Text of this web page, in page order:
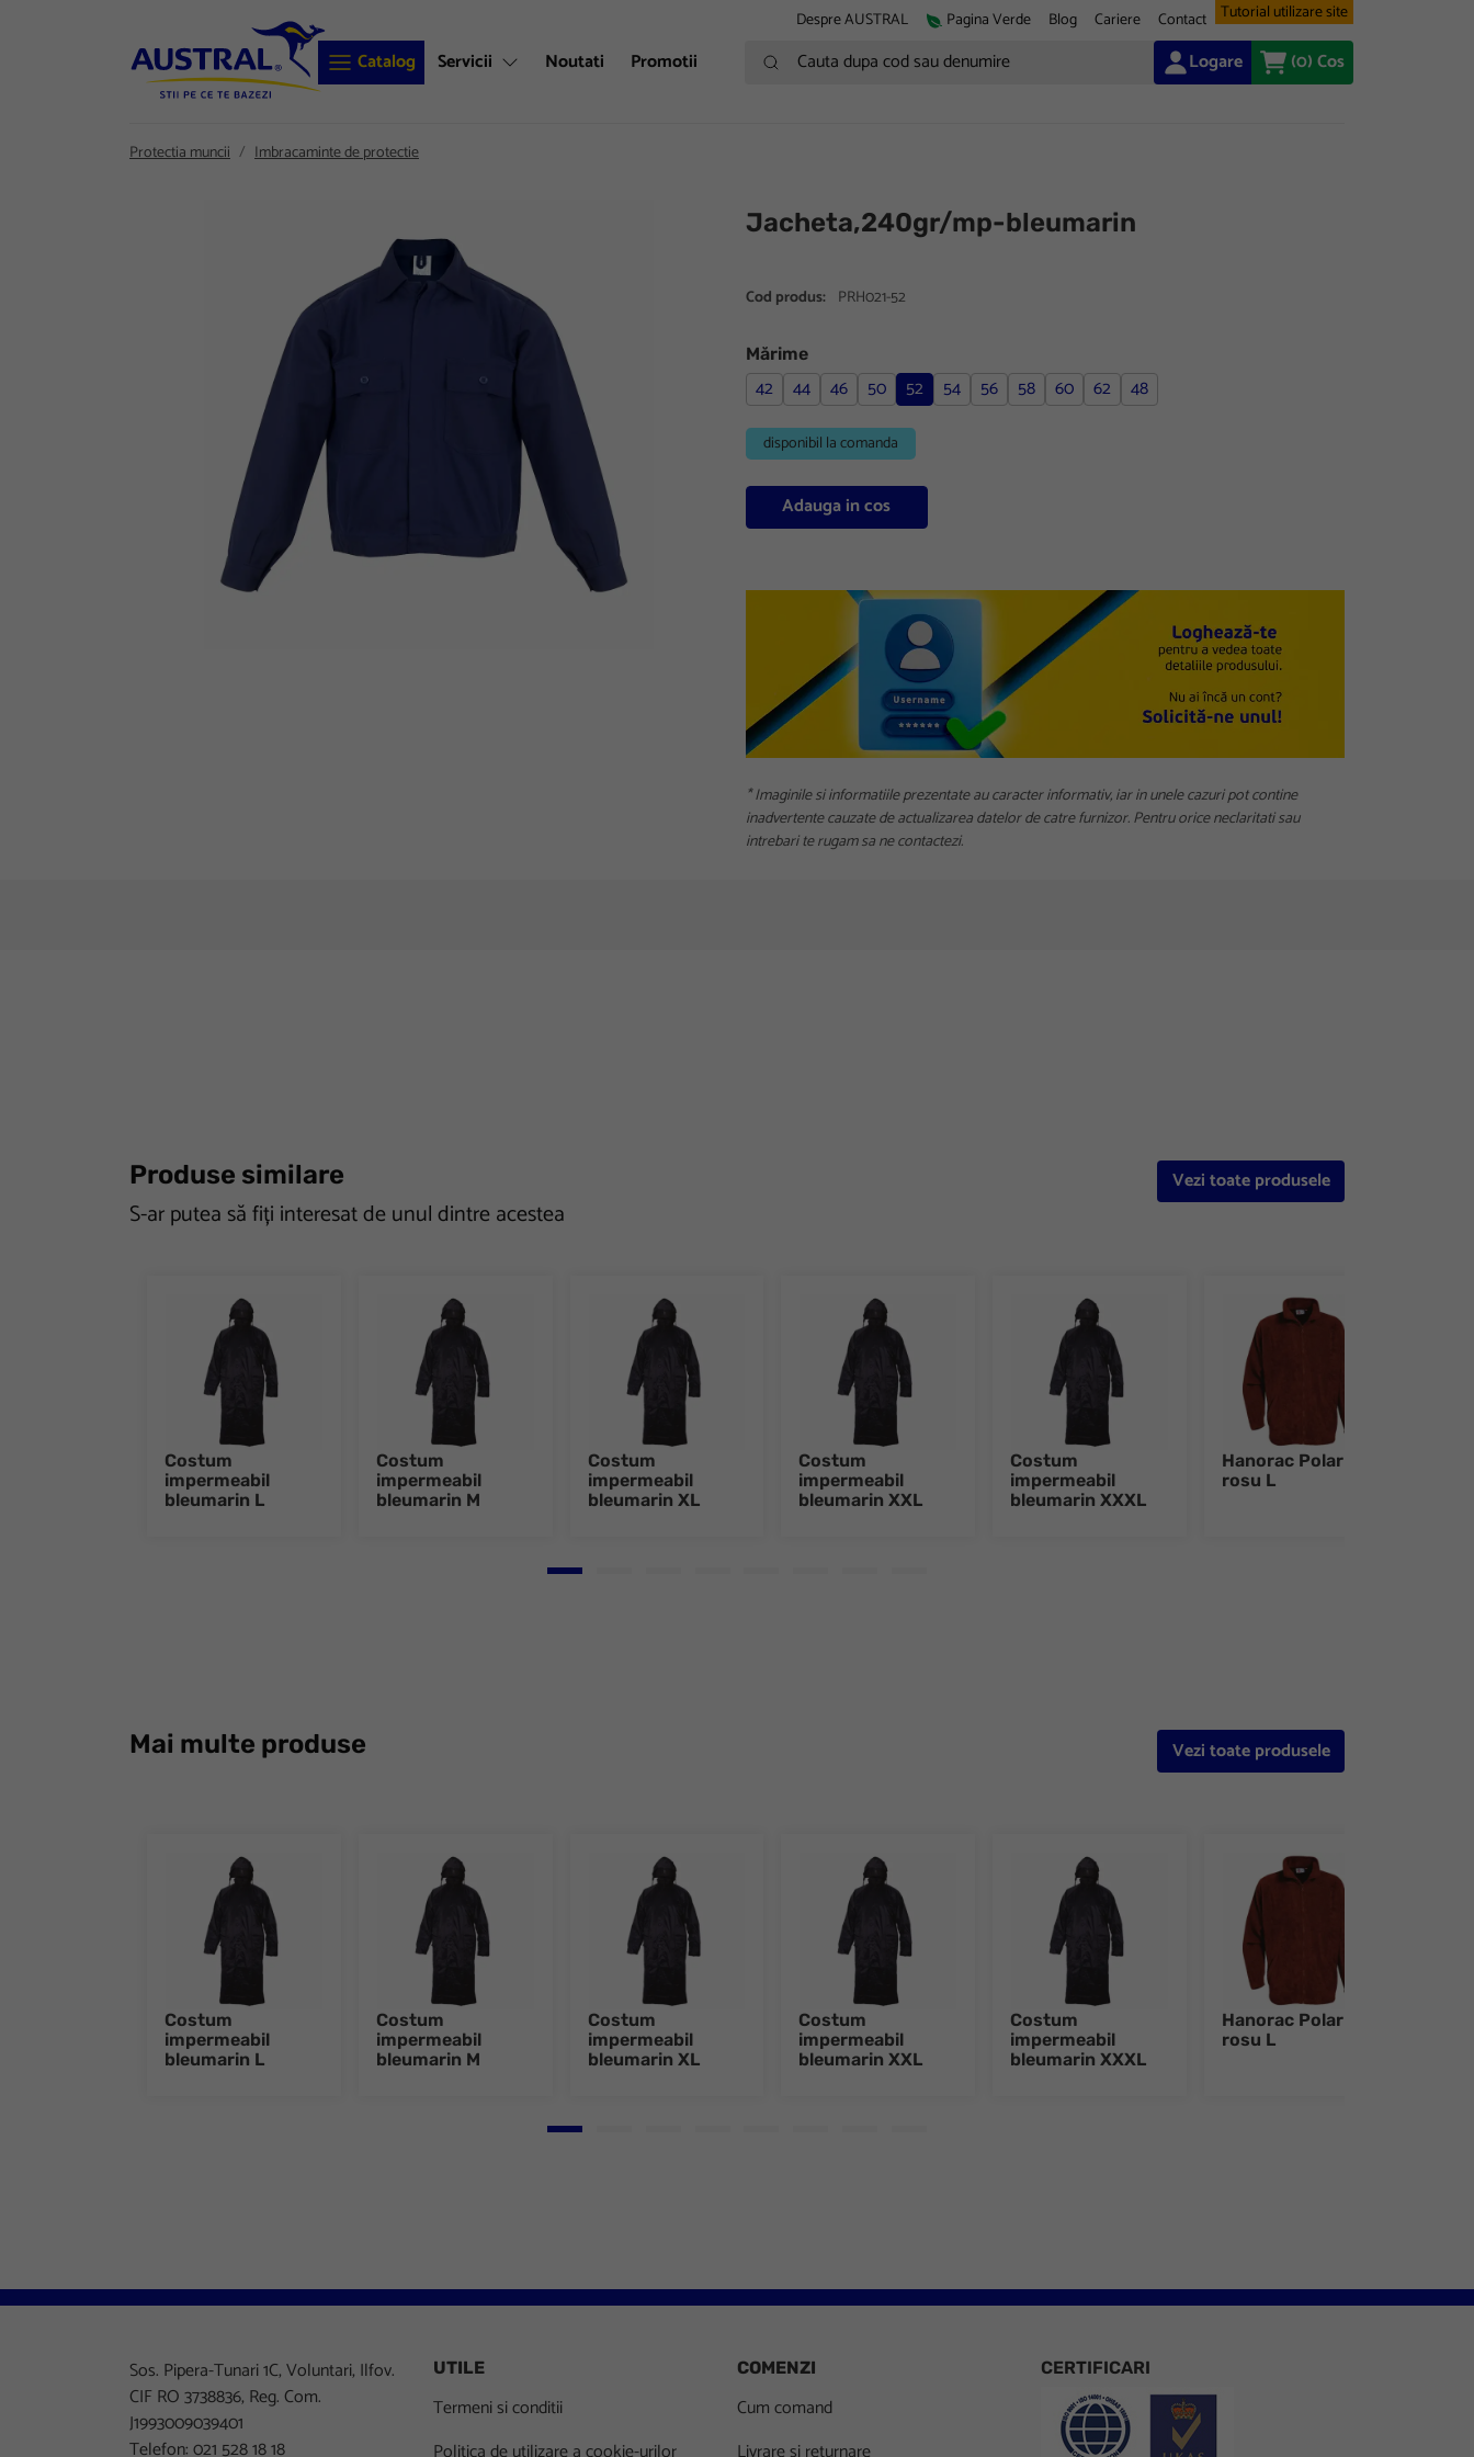
Despre AUSTRAL Pagina Verde Blog Cariere Contact Tutorial utilizare site
Catalog Servicii Noutati Promotii Cauta dupa cod sau denumire Logare (0)Cos
Protectia muncii Imbracaminte de protectie
Jacheta,240gr/mp-bleumarin
Cod produs: PRH021-52
Mărime
42 44 46 50 52 54 56 58 60 62 48
disponibil la comanda
Adauga in cos
* Imaginile si informatiile prezentate au caracter informativ, iar in unele cazuri pot contine
inadvertente cauzate de actualizarea datelor de catre furnizor. Pentru orice neclaritati sau
intrebari te rugam sa ne contactezi.
Produse similare
S-ar putea să fiți interesat de unul dintre acestea
Vezi toate produsele
Costum
impermeabil
bleumarin L
Costum
impermeabil
bleumarin M
Costum
impermeabil
bleumarin XL
Costum
impermeabil
bleumarin XXL
Costum
impermeabil
bleumarin XXXL
Hanorac Polar
rosu L
Go to slide 1
Mai multe produse Vezi toate produsele
Costum
impermeabil
bleumarin L
Costum
impermeabil
bleumarin M
Costum
impermeabil
bleumarin XL
Costum
impermeabil
bleumarin XXL
Costum
impermeabil
bleumarin XXXL
Hanorac Polar
rosu L
Go to slide 1
Sos. Pipera-Tunari 1C, Voluntari, Ilfov.
CIF RO 3738836, Reg. Com.
J1993009039401
Telefon: 021 528 18 18
UTILE
Termeni si conditii
COMENZI
Cum comand
CERTIFICARI